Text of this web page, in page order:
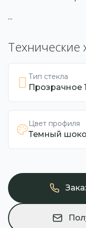
...
Технические
Тип стекла
Прозрачное
Цвет профиля
Темный